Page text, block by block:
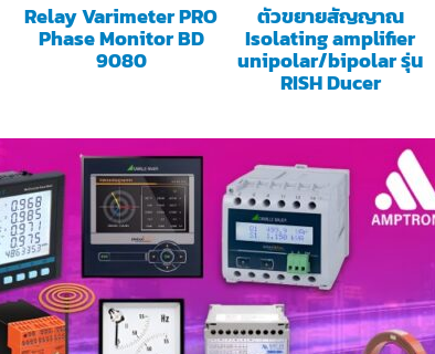
Relay Varimeter PRO
Phase Monitor BD
9080
ตัวขยายสัญญาณ
Isolating amplifier
unipolar/bipolar รุ่น
RISH Ducer